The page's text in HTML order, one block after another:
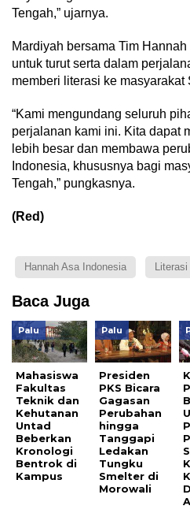
Tengah,” ujarnya.
Mardiyah bersama Tim
untuk turut serta dalam
memberi literasi ke masyarakat
“Kami mengundang seluruh
perjalanan kami ini. Kita dapat
lebih besar dan membawa
Indonesia, khususnya bagi
Tengah,” pungkasnya.
(Red)
Hannah Asa Indonesia Literasi
Baca Juga
Palu
Mahasiswa
Fakultas
Teknik dan
Kehutanan
Untad
Beberkan
Kronologi
Bentrok di
Kampus
Palu
Presiden
PKS Bicara
Gagasan
Perubahan
hingga
Tanggapi
Ledakan
Tungku
Smelter di
Morowali